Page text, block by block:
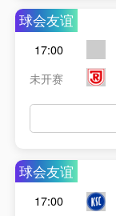
球会友谊
17:00
未开赛
球会友谊
17:00